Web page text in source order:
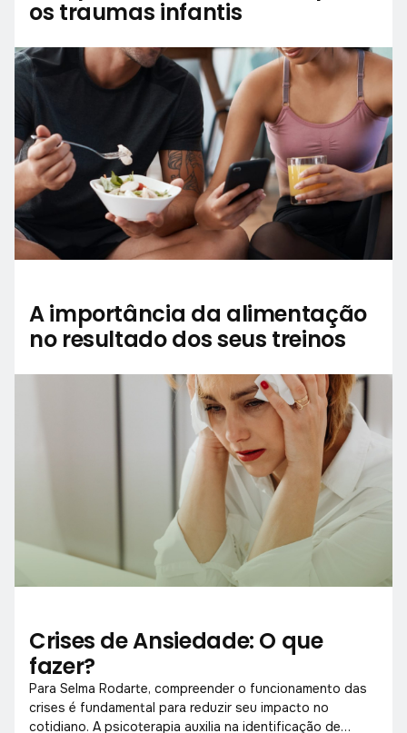
os traumas infantis
A importância da alimentação
no resultado dos seus treinos
Crises de Ansiedade: O que
fazer?
Para Selma Rodarte, compreender o funcionamento das
crises é fundamental para reduzir seu impacto no
cotidiano. A psicoterapia auxilia na identificação de